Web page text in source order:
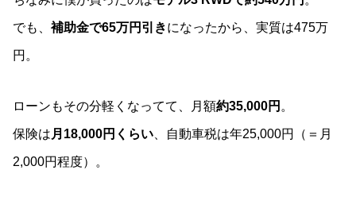
でも、 補助金で65万円引きになったから、実質は475万
円。
ローンもその分軽くなってて、月額約35,000円 。
保険は 月18,000円くらい 、自動車税は年25,000円（＝月
2,000円程度）。